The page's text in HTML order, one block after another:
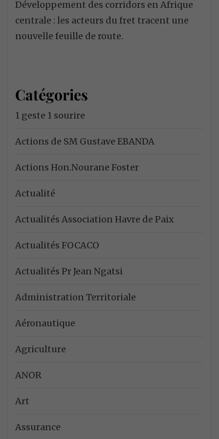
Développement des corridors en Afrique
centrale : les acteurs du fret tracent une
nouvelle feuille de route.
Catégories
1 geste 1 sourire
Actions de SM Gustave EBANDA
Actions Hon.Nourane Foster
Actualité
Actualités Association Havre de Paix
Actualités FOCACO
Actualités Pr Jean Ngatsi
Administration Territoriale
Aéronautique
Agriculture
ANOR
Art
Assurance